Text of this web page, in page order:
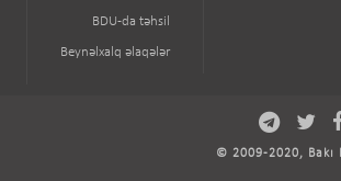
BDU-da təhsil
Beynəlxalq əlaqələr
© 2009-2020,